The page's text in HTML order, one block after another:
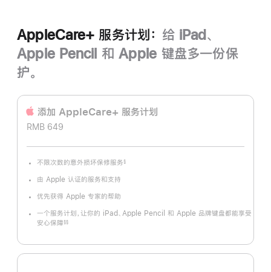
AppleCare+ 服务计划： 给 iPad、
Apple Pencil 和 Apple 键盘多一份保
护。
添加 AppleCare+ 服务计‍划
RMB 649
不限次数的意外损坏保修服务 §
由 Apple 认证的服务和支持
优先获得 Apple 专家的帮助
一个服务计划，让你的 iPad、Apple Pencil 和 Apple 品牌键盘都能享受
安心保障 §§